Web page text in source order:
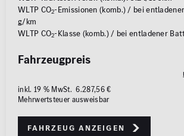
WLTP CO2-Emissionen (komb.) / bei
g/km
WLTP CO2-Klasse (komb.) / bei entladener
Fahrzeugpreis
inkl. 19 % MwSt. 6.287,56 €
Mehrwertsteuer ausweisbar
Fahrzeug anzeigen